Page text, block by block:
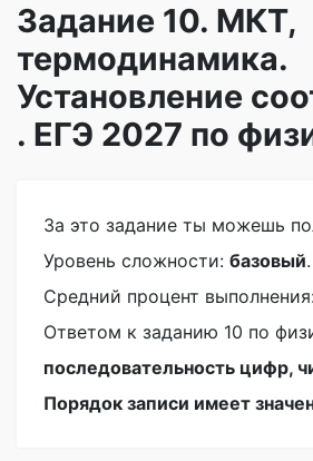
Записаться
Бесплатный курс
Задание 10. МКТ,
термодинамика.
Установление
. ЕГЭ 2027 по
За это задание ты можешь
Уровень сложности: базовый.
Средний процент
Ответом к заданию 10 по
последовательность цифр,
Порядок записи имеет